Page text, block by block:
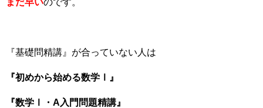
『基礎問精講』が合っていない人は
『初めから始める数学Ⅰ』
『数学Ⅰ・A入門問題精講』